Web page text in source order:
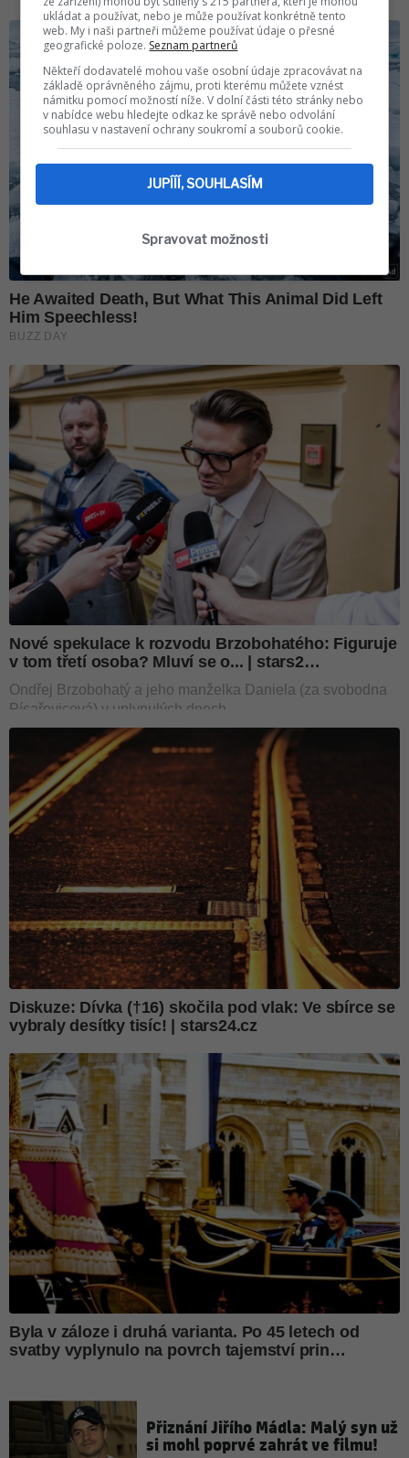
Přiznání Jiřího Mádla: Malý syn už
si mohl poprvé zahrát ve filmu!
ukládat a používat, nebo je může používat konkrétně tento
web. My i naši partneři můžeme používat údaje o přesné
geografické poloze. Seznam partnerů
Někteří dodavatelé mohou vaše osobní údaje zpracovávat na
základě oprávněného zájmu, proti kterému můžete vznést
námitku pomocí možností níže. V dolní části této stránky nebo
v nabídce webu hledejte odkaz ke správě nebo odvolání
souhlasu v nastavení ochrany soukromí a souborů cookie.
JUPÍÍÍ, SOUHLASÍM
Spravovat možnosti